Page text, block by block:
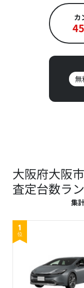
カ
45
無
大阪府大阪
査定台数ラ
集
1
位